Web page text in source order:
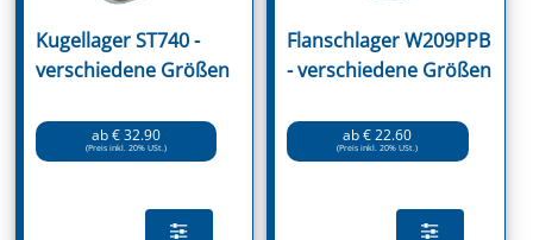
Kugellager ST740 -
verschiedene Größen
ab € 32.90
(Preis inkl. 20% USt.)
Flanschlager W209PPB
- verschiedene Größen
ab € 22.60
(Preis inkl. 20% USt.)